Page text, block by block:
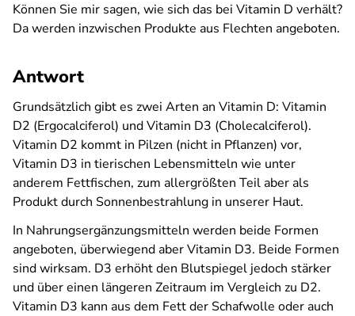
Können Sie mir sagen, wie sich das bei Vitamin D verhält?
Da werden inzwischen Produkte aus Flechten angeboten.
Antwort
Grundsätzlich gibt es zwei Arten an Vitamin D: Vitamin
D2 (Ergocalciferol) und Vitamin D3 (Cholecalciferol).
Vitamin D2 kommt in Pilzen (nicht in Pflanzen) vor,
Vitamin D3 in tierischen Lebensmitteln wie unter
anderem Fettfischen, zum allergrößten Teil aber als
Produkt durch Sonnenbestrahlung in unserer Haut.
In Nahrungsergänzungsmitteln werden beide Formen
angeboten, überwiegend aber Vitamin D3. Beide Formen
sind wirksam. D3 erhöht den Blutspiegel jedoch stärker
und über einen längeren Zeitraum im Vergleich zu D2.
Vitamin D3 kann aus dem Fett der Schafwolle oder auch